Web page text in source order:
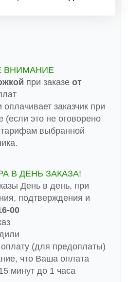
ВНИМАНИЕ
при заказе от
заказчик при
(если это не оговорено
тарифам выбранной
В ДЕНЬ ЗАКАЗА!
День в день, при
подтверждения и
00
(для предоплаты)
что Ваша оплата
минут до 1 часа